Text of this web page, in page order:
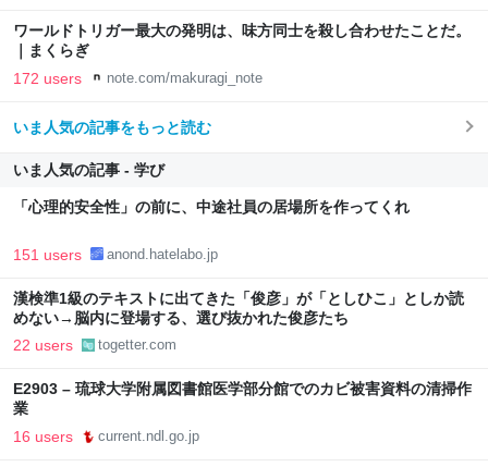
ワールドトリガー最大の発明は、味方同士を殺し合わせたことだ。
｜まくらぎ
172 users note.com/makuragi_note
いま人気の記事をもっと読む
いま人気の記事 - 学び
「心理的安全性」の前に、中途社員の居場所を作ってくれ
151 users anond.hatelabo.jp
漢検準1級のテキストに出てきた「俊彦」が「としひこ」としか読
めない→脳内に登場する、選び抜かれた俊彦たち
22 users togetter.com
E2903 – 琉球大学附属図書館医学部分館でのカビ被害資料の清掃作
業
16 users current.ndl.go.jp